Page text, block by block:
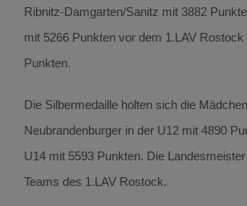
Ribnitz-Damgarten/Sanitz mit 3882
mit 5266 Punkten vor dem 1.LAV Rostock
Punkten.
Die Silbermedaille holten sich die
Neubrandenburger in der U12 mit 4890
U14 mit 5593 Punkten. Die
Teams des 1.LAV Rostock.